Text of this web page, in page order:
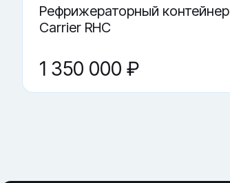
Рефрижераторный контейнер
Carrier RHC
1 350 000 ₽